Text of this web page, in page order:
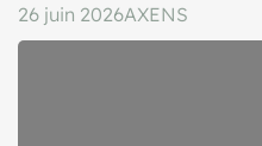
26 juin 2026AXENS